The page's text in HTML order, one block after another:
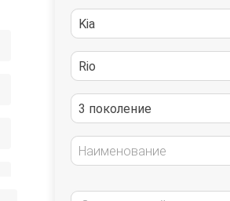
Kia
Rio
3 поколение
Наименование